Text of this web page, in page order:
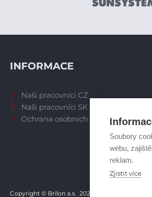
Soubory
webu,
reklam.
Zjistit více
INFORMACE
Naši pracovníci CZ
Naši pracovníci SK
Ochrana osobních údajů
Copyright © Brilon a.s. 2026